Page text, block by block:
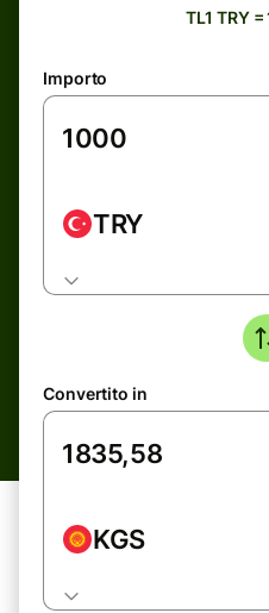
TL1 TRY =
Importo
TRY
Convertito in
KGS